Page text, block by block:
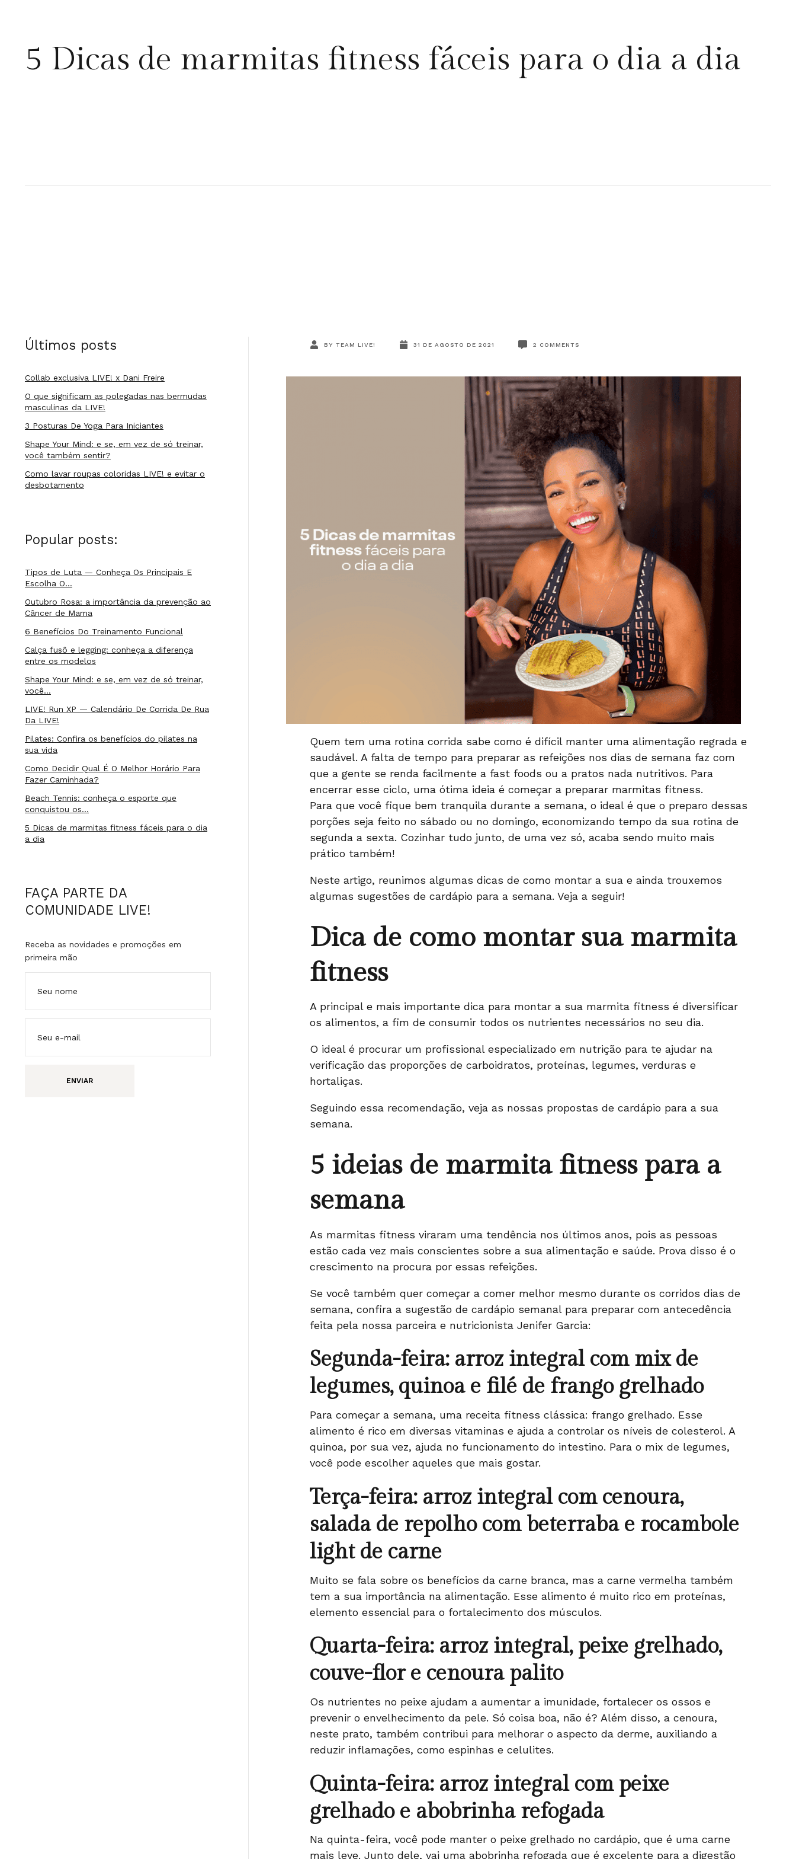
5 Dicas de marmitas fitness fáceis para o dia a dia
BY TEAM LIVE! 31 DE AGOSTO DE 2021 2 COMMENTS
Quem tem uma rotina corrida sabe como é difícil manter uma alimentação regrada e
saudável. A falta de tempo para preparar as refeições nos dias de semana faz com
que a gente se renda facilmente a fast foods ou a pratos nada nutritivos. Para
encerrar esse ciclo, uma ótima ideia é começar a preparar marmitas fitness.
Para que você fique bem tranquila durante a semana, o ideal é que o preparo dessas
porções seja feito no sábado ou no domingo, economizando tempo da sua rotina de
segunda a sexta. Cozinhar tudo junto, de uma vez só, acaba sendo muito mais
prático também!
Neste artigo, reunimos algumas dicas de como montar a sua e ainda trouxemos
algumas sugestões de cardápio para a semana. Veja a seguir!
Dica de como montar sua marmita
fitness
A principal e mais importante dica para montar a sua marmita fitness é diversificar
os alimentos, a fim de consumir todos os nutrientes necessários no seu dia.
O ideal é procurar um profissional especializado em nutrição para te ajudar na
verificação das proporções de carboidratos, proteínas, legumes, verduras e
hortaliças.
Seguindo essa recomendação, veja as nossas propostas de cardápio para a sua
semana.
5 ideias de marmita fitness para a
semana
As marmitas fitness viraram uma tendência nos últimos anos, pois as pessoas
estão cada vez mais conscientes sobre a sua alimentação e saúde. Prova disso é o
crescimento na procura por essas refeições.
Se você também quer começar a comer melhor mesmo durante os corridos dias de
semana, confira a sugestão de cardápio semanal para preparar com antecedência
feita pela nossa parceira e nutricionista Jenifer Garcia:
Segunda-feira: arroz integral com mix de
legumes, quinoa e filé de frango grelhado
Para começar a semana, uma receita fitness clássica: frango grelhado. Esse
alimento é rico em diversas vitaminas e ajuda a controlar os níveis de colesterol. A
quinoa, por sua vez, ajuda no funcionamento do intestino. Para o mix de legumes,
você pode escolher aqueles que mais gostar.
Terça-feira: arroz integral com cenoura,
salada de repolho com beterraba e rocambole
light de carne
Muito se fala sobre os benefícios da carne branca, mas a carne vermelha também
tem a sua importância na alimentação. Esse alimento é muito rico em proteínas,
elemento essencial para o fortalecimento dos músculos.
Quarta-feira: arroz integral, peixe grelhado,
couve-flor e cenoura palito
Os nutrientes no peixe ajudam a aumentar a imunidade, fortalecer os ossos e
prevenir o envelhecimento da pele. Só coisa boa, não é? Além disso, a cenoura,
neste prato, também contribui para melhorar o aspecto da derme, auxiliando a
reduzir inflamações, como espinhas e celulites.
Quinta-feira: arroz integral com peixe
grelhado e abobrinha refogada
Na quinta-feira, você pode manter o peixe grelhado no cardápio, que é uma carne
mais leve. Junto dele, vai uma abobrinha refogada que é excelente para a digestão
Últimos posts
Collab exclusiva LIVE! x Dani Freire
O que significam as polegadas nas bermudas
masculinas da LIVE!
3 Posturas De Yoga Para Iniciantes
Shape Your Mind: e se, em vez de só treinar,
você também sentir?
Como lavar roupas coloridas LIVE! e evitar o
desbotamento
Popular posts:
Tipos de Luta — Conheça Os Principais E
Escolha O…
Outubro Rosa: a importância da prevenção ao
Câncer de Mama
6 Benefícios Do Treinamento Funcional
Calça fusô e legging: conheça a diferença
entre os modelos
Shape Your Mind: e se, em vez de só treinar,
você…
LIVE! Run XP — Calendário De Corrida De Rua
Da LIVE!
Pilates: Confira os benefícios do pilates na
sua vida
Como Decidir Qual É O Melhor Horário Para
Fazer Caminhada?
Beach Tennis: conheça o esporte que
conquistou os…
5 Dicas de marmitas fitness fáceis para o dia
a dia
FAÇA PARTE DA
COMUNIDADE LIVE!
Receba as novidades e promoções em
primeira mão
ENVIAR